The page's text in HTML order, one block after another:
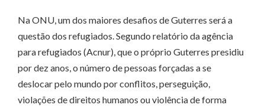
Na ONU, um dos maiores desafios de Guterres será a
questão dos refugiados. Segundo relatório da agência
para refugiados (Acnur), que o próprio Guterres presidiu
por dez anos, o número de pessoas forçadas a se
deslocar pelo mundo por conflitos, perseguição,
violações de direitos humanos ou violência de forma